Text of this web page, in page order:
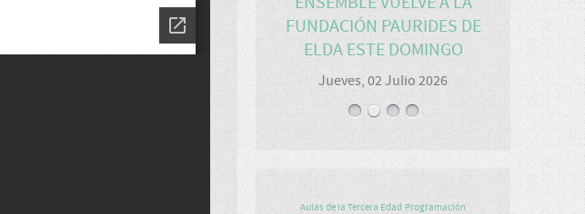
FUNDACIÓN PAURIDES DE
ELDA ESTE DOMINGO
Jueves, 02 Julio 2026
Aulas de la Tercera Edad Programación